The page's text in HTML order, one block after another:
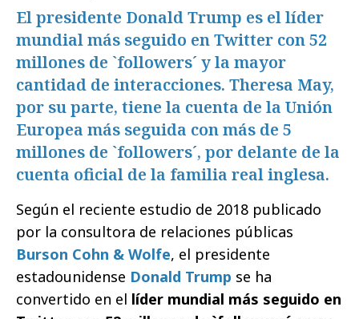
El presidente Donald Trump es el líder
mundial más seguido en Twitter con 52
millones de `followers´ y la mayor
cantidad de interacciones. Theresa May,
por su parte, tiene la cuenta de la Unión
Europea más seguida con más de 5
millones de `followers´, por delante de la
cuenta oficial de la familia real inglesa.
Según el reciente estudio de 2018 publicado
por la consultora de relaciones públicas
Burson Cohn & Wolfe, el presidente
estadounidense Donald Trump se ha
convertido en el líder mundial más seguido en